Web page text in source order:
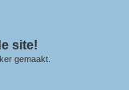
site!
gemaakt.